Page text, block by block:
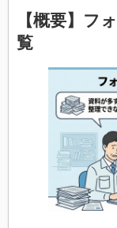
【概要】フ
覧